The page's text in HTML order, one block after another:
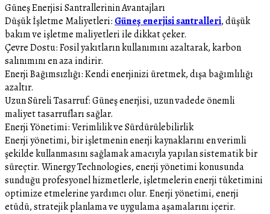
Güneş Enerjisi Santrallerinin Avantajları
Düşük İşletme Maliyetleri: Güneş enerjisi santralleri, düşük
bakım ve işletme maliyetleri ile dikkat çeker.
Çevre Dostu: Fosil yakıtların kullanımını azaltarak, karbon
salınımını en aza indirir.
Enerji Bağımsızlığı: Kendi enerjinizi üretmek, dışa bağımlılığı
azaltır.
Uzun Süreli Tasarruf: Güneş enerjisi, uzun vadede önemli
maliyet tasarrufları sağlar.
Enerji Yönetimi: Verimlilik ve Sürdürülebilirlik
Enerji yönetimi, bir işletmenin enerji kaynaklarını en verimli
şekilde kullanmasını sağlamak amacıyla yapılan sistematik bir
süreçtir. Winergy Technologies, enerji yönetimi konusunda
sunduğu profesyonel hizmetlerle, işletmelerin enerji tüketimini
optimize etmelerine yardımcı olur. Enerji yönetimi, enerji
etüdü, stratejik planlama ve uygulama aşamalarını içerir.